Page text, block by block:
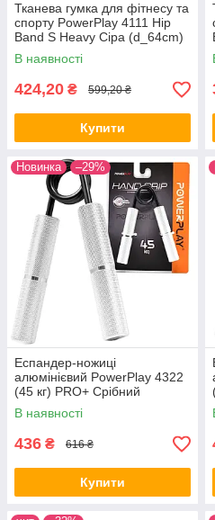
Тканева гумка для фітнесу та
спорту PowerPlay 4111 Hip
Band S Heavy Сіра (d_64cm)
В наявності
424,20 ₴ 599,20 ₴
Купити
Новинка –29%
Еспандер-ножиці
алюмінієвий PowerPlay 4322
(45 кг) PRO+ Срібний
В наявності
436 ₴ 616 ₴
Купити